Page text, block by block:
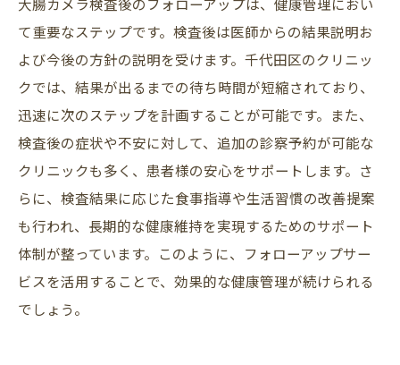
て重要なステップです。検査後は医師からの結果説明お
よび今後の方針の説明を受けます。千代田区のクリニッ
クでは、結果が出るまでの待ち時間が短縮されており、
迅速に次のステップを計画することが可能です。また、
検査後の症状や不安に対して、追加の診察予約が可能な
クリニックも多く、患者様の安心をサポートします。さ
らに、検査結果に応じた食事指導や生活習慣の改善提案
も行われ、長期的な健康維持を実現するためのサポート
体制が整っています。このように、フォローアップサー
ビスを活用することで、効果的な健康管理が続けられる
でしょう。